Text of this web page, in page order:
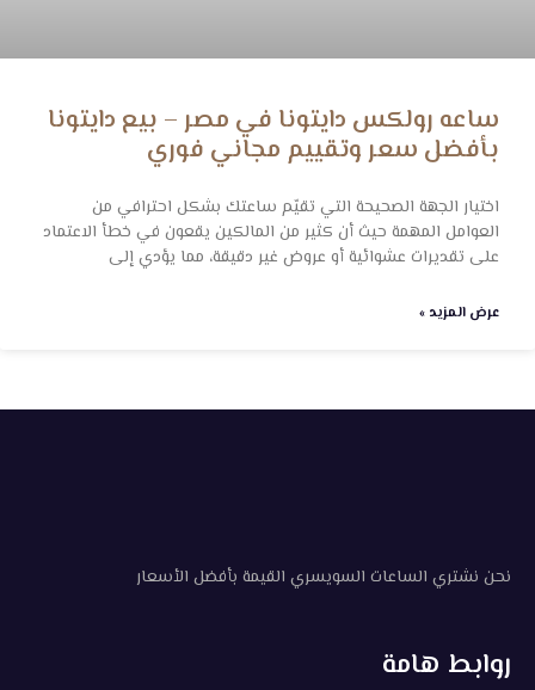
ساعه رولكس دايتونا في مصر – بيع دايتونا
بأفضل سعر وتقييم مجاني فوري
اختيار الجهة الصحيحة التي تقيّم ساعتك بشكل احترافي من
العوامل المهمة حيث أن كثير من المالكين يقعون في خطأ الاعتماد
على تقديرات عشوائية أو عروض غير دقيقة، مما يؤدي إلى
عرض المزيد »
نحن نشتري الساعات السويسري القيمة بأفضل الأسعار
روابط هامة